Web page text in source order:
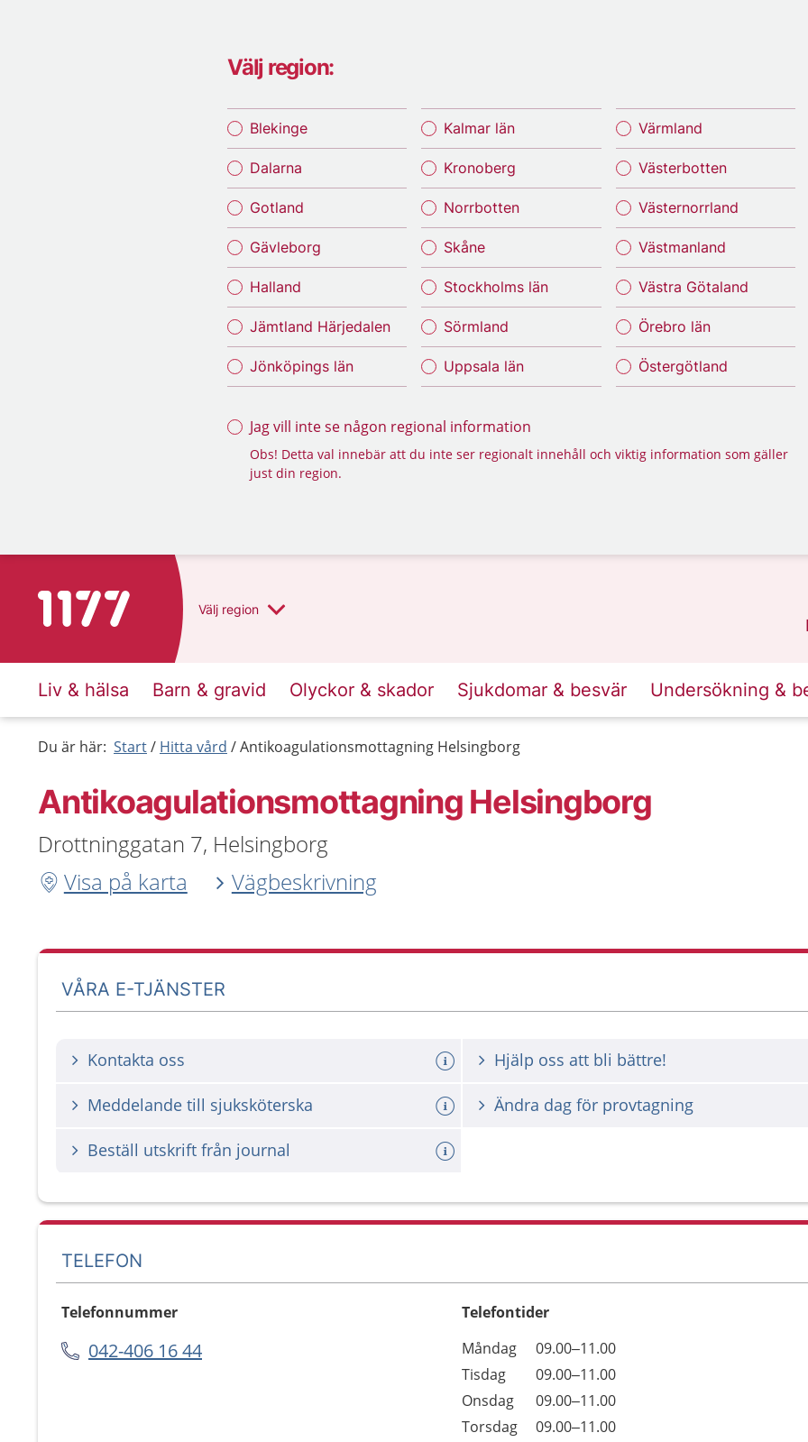
Välj region:
Blekinge
Dalarna
Gotland
Gävleborg
Halland
Jämtland Härjedalen
Jönköpings län
Kalmar län
Kronoberg
Norrbotten
Skåne
Stockholms län
Sörmland
Uppsala län
Värmland
Västerbotten
Västernorrland
Västmanland
Västra Götaland
Örebro län
Östergötland
Jag vill inte se någon regional information
Obs! Detta val innebär att du inte ser regionalt innehåll och viktig information som gäller
just din region.
Till startsidan för 1177 Välj region
Liv & hälsa Barn & gravid Olyckor & skador Sjukdomar & besvär Undersökning &
Du är här: Start Hitta vård Antikoagulationsmottagning Helsingborg
Antikoagulationsmottagning Helsingborg
Drottninggatan 7, Helsingborg
Visa på karta
Vägbeskrivning
VÅRA E-TJÄNSTER
Kontakta oss Hjälp oss att bli bättre!
Meddelande till sjuksköterska Ändra dag för provtagning
Beställ utskrift från journal
TELEFON
Telefonnummer
042-406 16 44
Telefontider
Dag
Öppettider
Kommentarer
Måndag
09.00–11.00
Tisdag
09.00–11.00
Onsdag
09.00–11.00
Torsdag
09.00–11.00